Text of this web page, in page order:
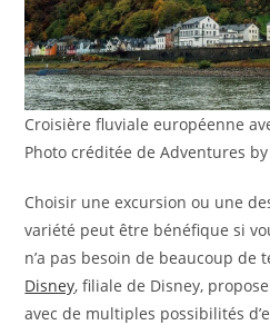
Croisière fluviale européenne
Photo créditée de Adventures
Choisir une excursion ou une
variété peut être bénéfique si
n’a pas besoin de beaucoup de
Disney, filiale de Disney,
avec de multiples possibilités